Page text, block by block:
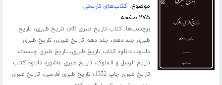
موضوع:کتاب‌های تاریخی
۲۷۵ صفحه
برچسب‌ها:کتاب تاریخ طبری pdf ، تاریخ طبری، تاریخ
طبری جلد ‌دهم، جلد دهم تاریخ طبری، تاریخ طبری
دانلود،دانلود کتاب تاریخ طبری، تاریخ طبری چیست،
تاریخ الرسل و الملوک، تاریخ طبری عاشورا،دانلود کتاب
تاریخ طبری چاپ 1352
، تاریخ طبری فارسی، تاریخ طبری